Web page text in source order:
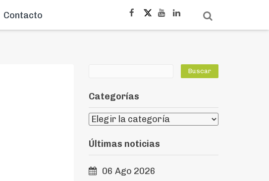
Contacto
Categorías
Últimas noticias
06 Ago 2026